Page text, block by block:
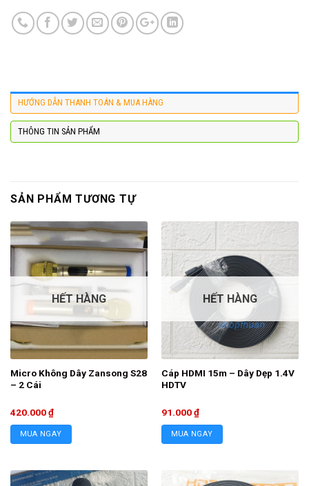
HƯỚNG DẪN THANH TOÁN & MUA HÀNG
THÔNG TIN SẢN PHẨM
SẢN PHẨM TƯƠNG TỰ
HẾT HÀNG
Micro Không Dây Zansong S28
– 2 Cái
420.000₫
MUA NGAY
HẾT HÀNG
Cáp HDMI 15m – Dây Dẹp 1.4V
HDTV
91.000₫
MUA NGAY